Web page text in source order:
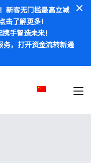
新客无门槛最高立减
击了解更多！
手智造未来！
务，打开资金流转新通